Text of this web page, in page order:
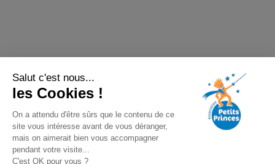
Salut c'est nous...
les Cookies !
On a attendu d'être sûrs que le contenu de ce
site vous intéresse avant de vous déranger,
mais on aimerait bien vous accompagner
pendant votre visite...
C'est OK pour vous ?